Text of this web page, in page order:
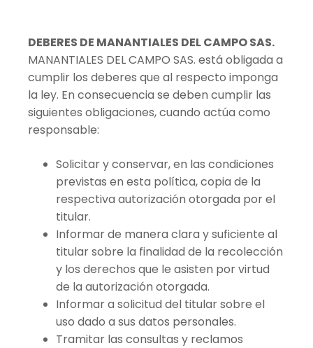
DEBERES DE MANANTIALES DEL CAMPO SAS.
MANANTIALES DEL CAMPO SAS. está obligada a
cumplir los deberes que al respecto imponga
la ley. En consecuencia se deben cumplir las
siguientes obligaciones, cuando actúa como
responsable:
Solicitar y conservar, en las condiciones
previstas en esta política, copia de la
respectiva autorización otorgada por el
titular.
Informar de manera clara y suficiente al
titular sobre la finalidad de la recolección
y los derechos que le asisten por virtud
de la autorización otorgada.
Informar a solicitud del titular sobre el
uso dado a sus datos personales.
Tramitar las consultas y reclamos